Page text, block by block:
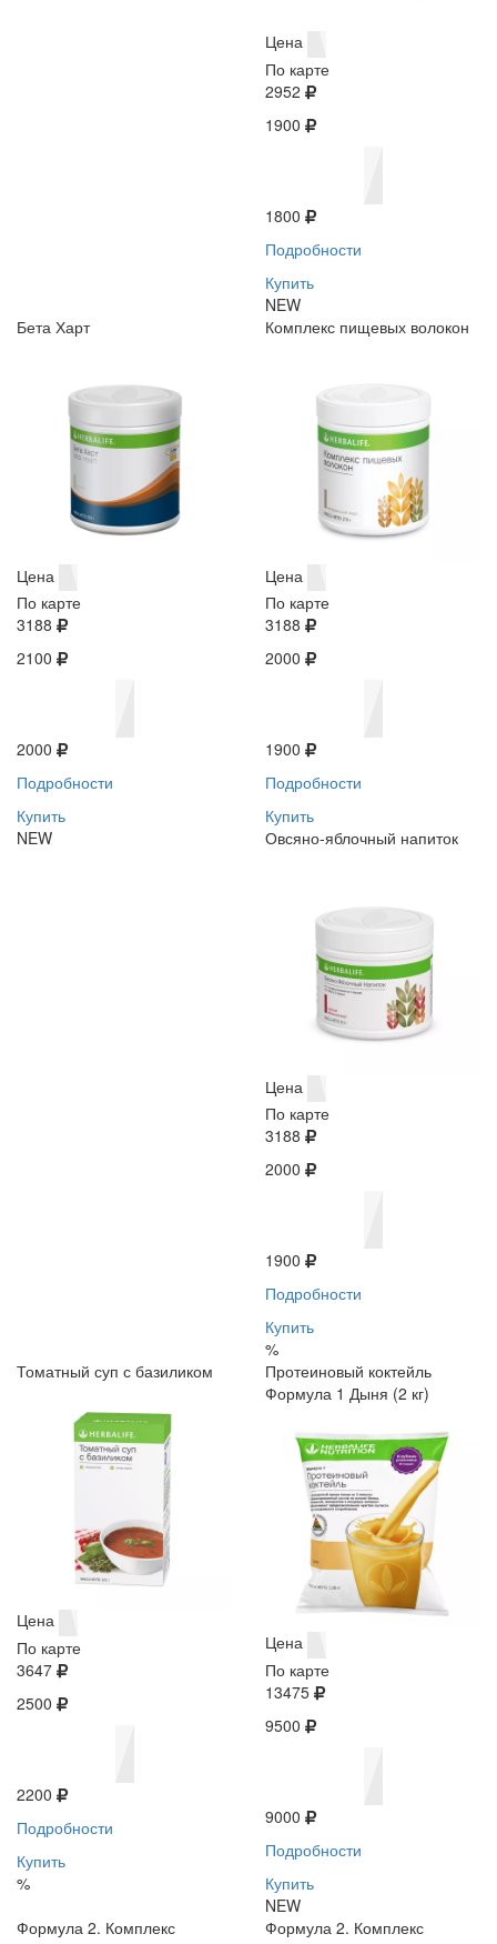
Цена
По карте
2952
1900
1800
Подробности
Купить
NEW
Бета Харт
Цена
По карте
3188
2100
2000
Подробности
Купить
NEW
Комплекс пищевых волокон
Цена
По карте
3188
2000
1900
Подробности
Купить
Овсяно-яблочный напиток
Цена
По карте
3188
2000
1900
Подробности
Купить
%
Томатный суп с базиликом
Цена
По карте
3647
2500
2200
Подробности
Купить
%
Протеиновый коктейль
Формула 1 Дыня (2 кг)
Цена
По карте
13475
9500
9000
Подробности
Купить
NEW
Формула 2. Комплекс
Формула 2. Комплекс